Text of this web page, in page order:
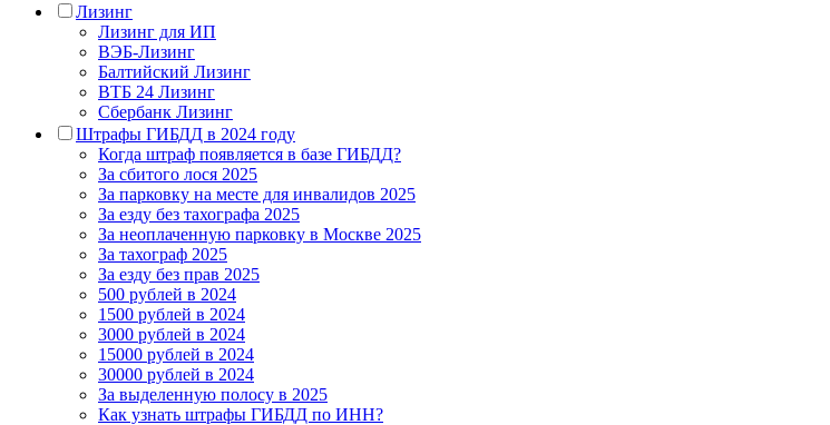
Лизинг
Лизинг для ИП
ВЭБ-Лизинг
Балтийский Лизинг
ВТБ 24 Лизинг
Сбербанк Лизинг
Штрафы ГИБДД в 2024 году
Когда штраф появляется в базе ГИБДД?
За сбитого лося 2025
За парковку на месте для инвалидов 2025
За езду без тахографа 2025
За неоплаченную парковку в Москве 2025
За тахограф 2025
За езду без прав 2025
500 рублей в 2024
1500 рублей в 2024
3000 рублей в 2024
15000 рублей в 2024
30000 рублей в 2024
За выделенную полосу в 2025
Как узнать штрафы ГИБДД по ИНН?